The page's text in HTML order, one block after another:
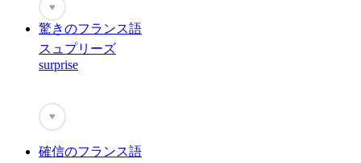
♥
驚きのフランス語
スュプリーズ
surprise
♥
確信のフランス語